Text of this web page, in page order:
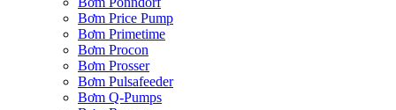
Bơm Price Pump
Bơm Primetime
Bơm Procon
Bơm Prosser
Bơm Pulsafeeder
Bơm Q-Pumps